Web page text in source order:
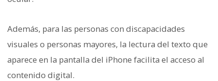
Además, para las personas con discapacidades
visuales o personas mayores, la lectura del texto que
aparece en la pantalla del iPhone facilita el acceso al
contenido digital.